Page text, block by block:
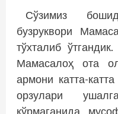
Сўзимиз
бузруквори
тўхталиб
Мамасалоҳ ота
армони катта-
орзулари
кўрмаганида,